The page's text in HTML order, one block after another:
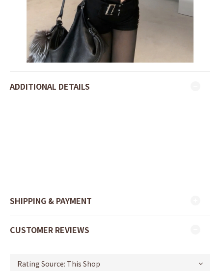
ADDITIONAL DETAILS
SHIPPING & PAYMENT
CUSTOMER REVIEWS